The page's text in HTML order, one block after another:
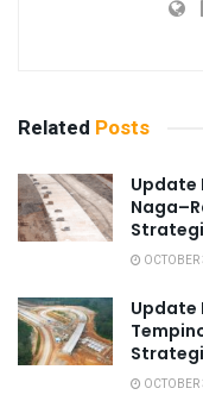
Related Posts
Update
Update